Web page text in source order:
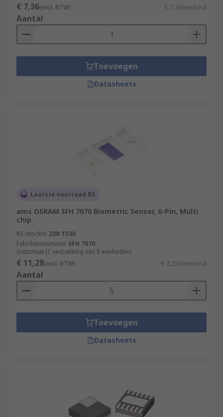
€ 7,36(excl. BTW) € 7,36/eenheid
Aantal
Toevoegen
Datasheets
Laatste voorraad RS
ams OSRAM SFH 7070 Biometric Sensor, 6-Pin, Multi
chip
RS-stocknr. 238-1530
Fabrikantnummer SFH 7070
Subtotaal (1 verpakking van 5 eenheden)
€ 11,28(excl. BTW) € 2,256/eenheid
Aantal
Toevoegen
Datasheets